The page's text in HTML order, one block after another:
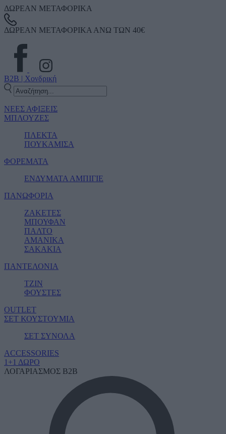
ΔΩΡΕΑΝ ΜΕΤΑΦΟΡΙΚΑ
ΔΩΡΕΑΝ ΜΕΤΑΦΟΡΙΚΑ ΑΝΩ ΤΩΝ 40€
B2B | Χονδρική
ΝΕΕΣ ΑΦΙΞΕΙΣ
ΜΠΛΟΥΖΕΣ
ΠΛΕΚΤΑ
ΠΟΥΚΑΜΙΣΑ
ΦΟΡΕΜΑΤΑ
ΕΝΔΥΜΑΤΑ ΑΜΠΙΓΙΕ
ΠΑΝΩΦΟΡΙΑ
ΖΑΚΕΤΕΣ
ΜΠΟΥΦΑΝ
ΠΑΛΤΟ
ΑΜΑΝΙΚΑ
ΣΑΚΑΚΙΑ
ΠΑΝΤΕΛΟΝΙΑ
ΤΖΙΝ
ΦΟΥΣΤΕΣ
OUTLET
ΣΕΤ ΚΟΥΣΤΟΥΜΙΑ
ΣΕΤ ΣΥΝΟΛΑ
ACCESSORIES
1+1 ΔΩΡΟ
ΛΟΓΑΡΙΑΣΜΟΣ B2B